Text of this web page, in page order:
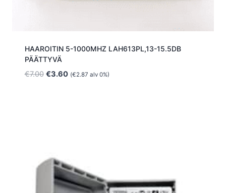
HAAROITIN 5-1000MHZ LAH613PL,13-15.5DB
PÄÄTTYVÄ
€7.00 Alkuperäinen
€3.60Nykyinen
(€2.87 alv 0%)